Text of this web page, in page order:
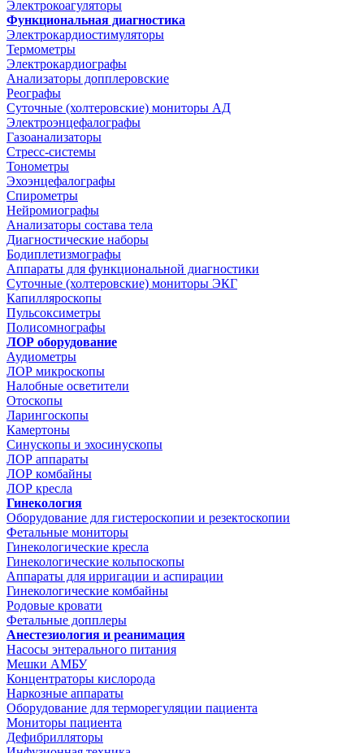
Электрокоагуляторы
Функциональная диагностика
Электрокардиостимуляторы
Термометры
Электрокардиографы
Анализаторы допплеровские
Реографы
Суточные (холтеровские) мониторы АД
Электроэнцефалографы
Газоанализаторы
Стресс-системы
Тонометры
Эхоэнцефалографы
Спирометры
Нейромиографы
Анализаторы состава тела
Диагностические наборы
Бодиплетизмографы
Аппараты для функциональной диагностики
Суточные (холтеровские) мониторы ЭКГ
Капилляроскопы
Пульсоксиметры
Полисомнографы
ЛОР оборудование
Аудиометры
ЛОР микроскопы
Налобные осветители
Отоскопы
Ларингоскопы
Камертоны
Синускопы и эхосинускопы
ЛОР аппараты
ЛОР комбайны
ЛОР кресла
Гинекология
Оборудование для гистероскопии и резектоскопии
Фетальные мониторы
Гинекологические кресла
Гинекологические кольпоскопы
Аппараты для ирригации и аспирации
Гинекологические комбайны
Родовые кровати
Фетальные допплеры
Анестезиология и реанимация
Насосы энтерального питания
Мешки АМБУ
Концентраторы кислорода
Наркозные аппараты
Оборудование для терморегуляции пациента
Мониторы пациента
Дефибрилляторы